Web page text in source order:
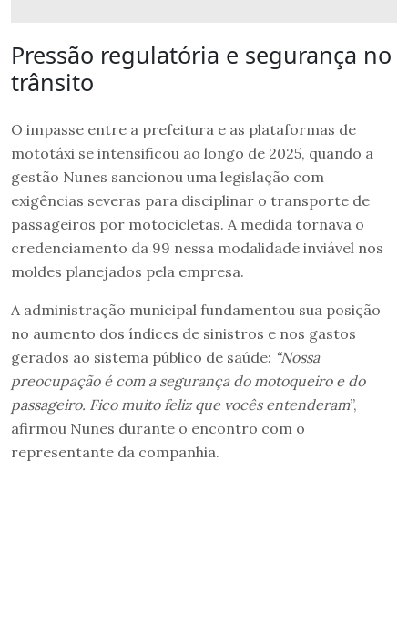
Pressão regulatória e segurança no
trânsito
O impasse entre a prefeitura e as plataformas de
mototáxi se intensificou ao longo de 2025, quando a
gestão Nunes sancionou uma legislação com
exigências severas para disciplinar o transporte de
passageiros por motocicletas. A medida tornava o
credenciamento da 99 nessa modalidade inviável nos
moldes planejados pela empresa.
A administração municipal fundamentou sua posição
no aumento dos índices de sinistros e nos gastos
gerados ao sistema público de saúde: “Nossa
preocupação é com a segurança do motoqueiro e do
passageiro. Fico muito feliz que vocês entenderam”,
afirmou Nunes durante o encontro com o
representante da companhia.